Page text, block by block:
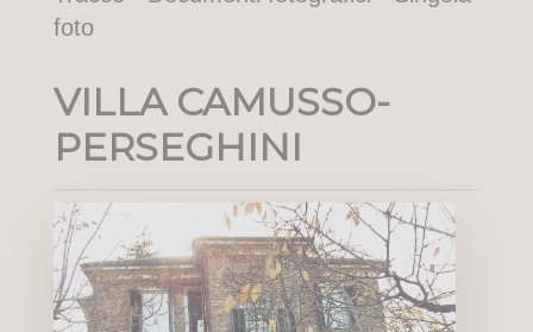
foto
VILLA CAMUSSO-
PERSEGHINI